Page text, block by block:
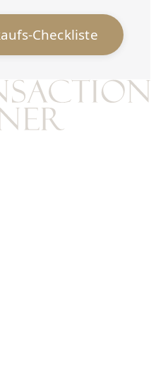
Checkliste